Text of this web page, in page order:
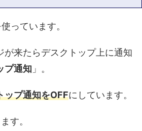
っています。
が来たらデスクトップ上に通知
プ通知 」。
ップ通知をOFFにしています。
す。